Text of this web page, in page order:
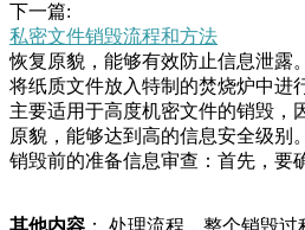
素的不同，产生的费用可能会有很
这种方式是根据需要销毁的保个小
枪(如图)，吓得废品店老板赶紧找
茶园派出所民警在晋安北路检查时
女士急匆匆地找来，开口就说捞上
的太太未经过商场同意便做出捡废
止，而保安也表示，这只是他的职
跟老太太也是各执一词，希望这件
下一篇:
私密文件销毁流程和方法
恢复原貌，能够有效防止信息泄露
将纸质文件放入特制的焚烧炉中进
主要适用于高度机密文件的销毁，
原貌，能够达到高的信息安全级别
销毁前的准备信息审查：首先，要
毁之前，建议先对图纸进行备份。